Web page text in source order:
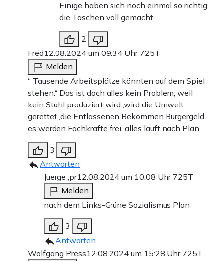
Einige haben sich noch einmal so richtig
die Taschen voll gemacht…
2
Fred12.08.2024 um 09:34 Uhr 725T
Melden
“ Tausende Arbeitsplätze könnten auf dem Spiel
stehen.“ Das ist doch alles kein Problem, weil
kein Stahl produziert wird ,wird die Umwelt
gerettet ,die Entlassenen Bekommen Bürgergeld,
es werden Fachkräfte frei, alles läuft nach Plan.
3
Antworten
Juerge ,pr12.08.2024 um 10:08 Uhr 725T
Melden
nach dem Links-Grüne Sozialismus Plan
3
Antworten
Wolfgang Press12.08.2024 um 15:28 Uhr 725T